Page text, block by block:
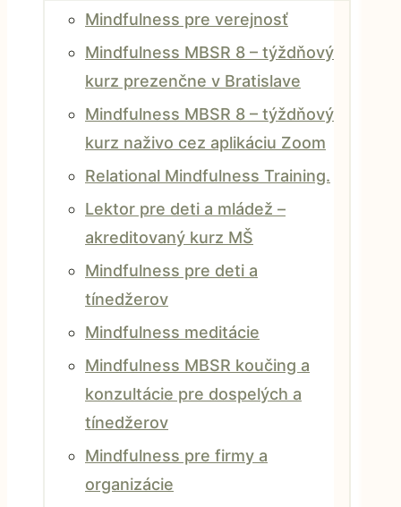
Mindfulness pre verejnosť
Mindfulness MBSR 8 – týždňový
kurz prezenčne v Bratislave
Mindfulness MBSR 8 – týždňový
kurz naživo cez aplikáciu Zoom
Relational Mindfulness Training.
Lektor pre deti a mládež –
akreditovaný kurz MŠ
Mindfulness pre deti a
tínedžerov
Mindfulness meditácie
Mindfulness MBSR koučing a
konzultácie pre dospelých a
tínedžerov
Mindfulness pre firmy a
organizácie